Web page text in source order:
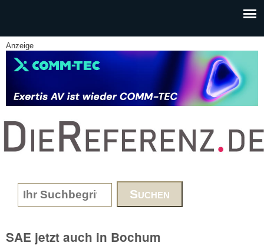
Anzeige
www.DieReferenz.de
Search form
SAE jetzt auch in Bochum